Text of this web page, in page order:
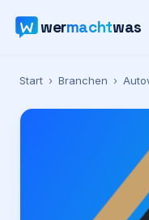
wermachtwas
Verzeichnis
Karte
Start › Branchen ›